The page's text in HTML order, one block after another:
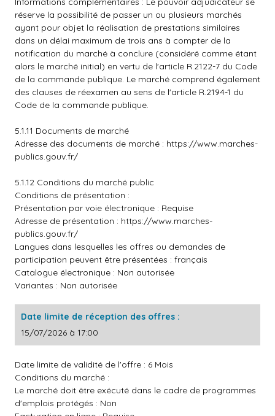
réserve la possibilité de passer un ou plusieurs marchés
ayant pour objet la réalisation de prestations similaires
dans un délai maximum de trois ans à compter de la
notification du marché à conclure (considéré comme étant
alors le marché initial) en vertu de l'article R.2122-7 du Code
de la commande publique. Le marché comprend également
des clauses de réexamen au sens de l'article R.2194-1 du
Code de la commande publique.
5.1.11 Documents de marché
Adresse des documents de marché : https://www.marches-
publics.gouv.fr/
5.1.12 Conditions du marché public
Conditions de présentation :
Présentation par voie électronique : Requise
Adresse de présentation : https://www.marches-
publics.gouv.fr/
Langues dans lesquelles les offres ou demandes de
participation peuvent être présentées : français
Catalogue électronique : Non autorisée
Variantes : Non autorisée
Date limite de réception des offres :
15/07/2026 à 17:00
Date limite de validité de l'offre : 6 Mois
Conditions du marché :
Le marché doit être exécuté dans le cadre de programmes
d'emplois protégés : Non